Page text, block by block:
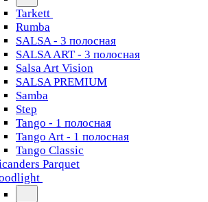
Tarkett
Rumba
SALSA - 3 полосная
SALSA ART - 3 полосная
Salsa Art Vision
SALSA PREMIUM
Samba
Step
Tango - 1 полосная
Tango Art - 1 полосная
Tango Classiс
Parquet